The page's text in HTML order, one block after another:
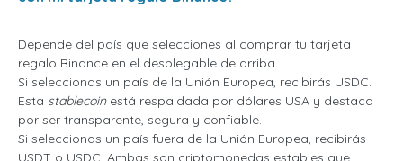
Depende del país que selecciones al comprar tu tarjeta
regalo Binance en el desplegable de arriba.
Si seleccionas un país de la Unión Europea, recibirás USDC.
Esta stablecoinestá respaldada por dólares USA y destaca
por ser transparente, segura y confiable.
Si seleccionas un país fuera de la Unión Europea, recibirás
USDT o USDC. Ambas son criptomonedas estables que